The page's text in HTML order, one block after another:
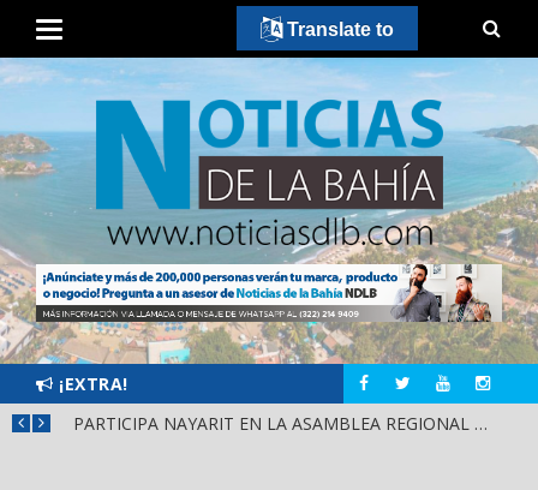
¡EXTRA!
PARTICIPA NAYARIT EN LA ASAMBLEA REGIONAL DE CONSULTA PARA LA LEY DE DERECHOS INDÍGENAS Y AFROMEXICANOS
Translate to